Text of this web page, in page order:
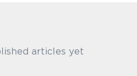
articles yet